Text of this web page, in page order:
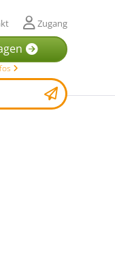
Zugang